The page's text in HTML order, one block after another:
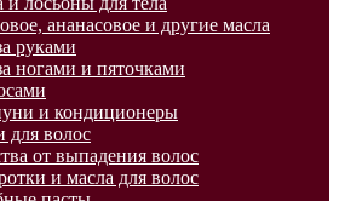
ананасовое и другие масла
руками
ногами и пяточками
и кондиционеры
для волос
от выпадения волос
и масла для волос